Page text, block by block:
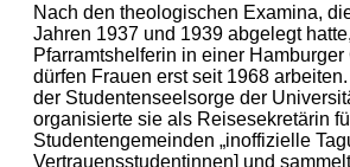
Nach den theologischen Examina,
Jahren 1937 und 1939 abgelegt
Pfarramtshelferin in einer
dürfen Frauen erst seit 1968
der Studentenseelsorge der
organisierte sie als Reisesekretärin
Studentengemeinden „inoffizielle
Vertrauensstudentinnen] und